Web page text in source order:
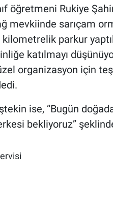
öğretmeni Rukiye
mevkiinde sarıçam
parkur
katılmayı
organizasyon için
ise, “Bugün
bekliyoruz”